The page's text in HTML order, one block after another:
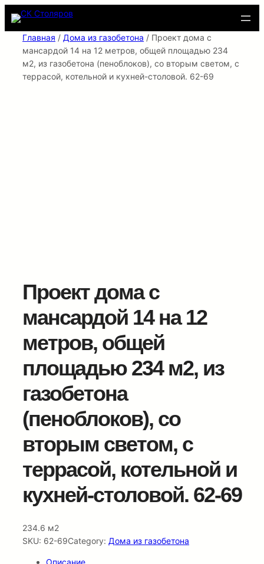
Перейти
содержимому
Главная / Дома из газобетона / Проект дома с
мансардой 14 на 12 метров, общей площадью 234
м2, из газобетона (пеноблоков), со вторым светом, c
террасой, котельной и кухней-столовой. 62-69
Проект дома с
мансардой 14 на 12
метров, общей
площадью 234 м2, из
газобетона
(пеноблоков), со
вторым светом, c
террасой, котельной и
кухней-столовой. 62-69
234.6 м2
SKU: 62-69Category: Дома из газобетона
Описание